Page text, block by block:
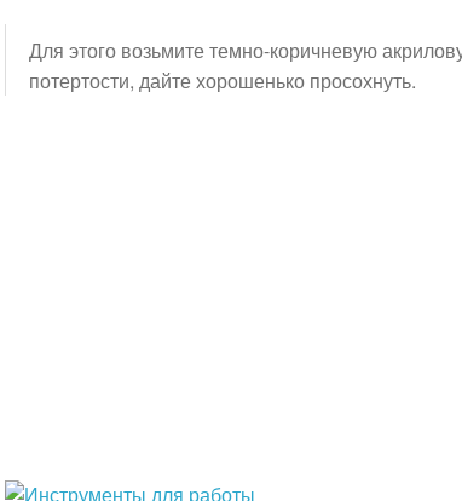
Для этого возьмите темно-коричневую
потертости, дайте хорошенько просохнуть.